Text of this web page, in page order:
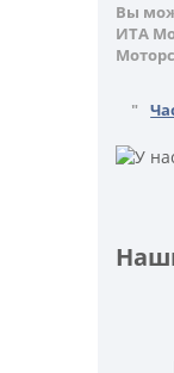
Вы
ИТА
"